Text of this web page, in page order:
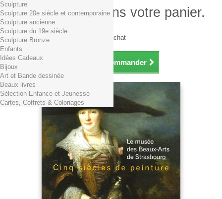
Il y a 1 produit dans votre panier.
Total produits TTC
Frais de port TTC
0,01€ dès 29€ d'achat
Total TTC
Continuer mes achats Commander
Sculpture
Sculpture 20e siècle et contemporaine
Sculpture ancienne
Sculpture du 19e siècle
Sculpture Bronze
Enfants
Idées Cadeaux
Bijoux
Art et Bande dessinée
Beaux livres
Sélection Enfance et Jeunesse
Cartes, Coffrets & Coloriages